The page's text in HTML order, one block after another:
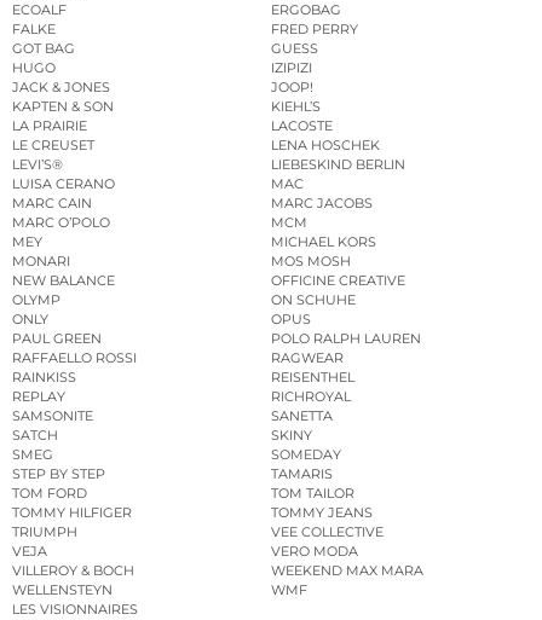
ECOALF
ERGOBAG
FALKE
FRED PERRY
GOT BAG
GUESS
HUGO
IZIPIZI
JACK & JONES
JOOP!
KAPTEN & SON
KIEHL’S
LA PRAIRIE
LACOSTE
LE CREUSET
LENA HOSCHEK
LEVI’S®
LIEBESKIND BERLIN
LUISA CERANO
MAC
MARC CAIN
MARC JACOBS
MARC O’POLO
MCM
MEY
MICHAEL KORS
MONARI
MOS MOSH
NEW BALANCE
OFFICINE CREATIVE
OLYMP
ON SCHUHE
ONLY
OPUS
PAUL GREEN
POLO RALPH LAUREN
RAFFAELLO ROSSI
RAGWEAR
RAINKISS
REISENTHEL
REPLAY
RICHROYAL
SAMSONITE
SANETTA
SATCH
SKINY
SMEG
SOMEDAY
STEP BY STEP
TAMARIS
TOM FORD
TOM TAILOR
TOMMY HILFIGER
TOMMY JEANS
TRIUMPH
VEE COLLECTIVE
VEJA
VERO MODA
VILLEROY & BOCH
WEEKEND MAX MARA
WELLENSTEYN
WMF
LES VISIONNAIRES